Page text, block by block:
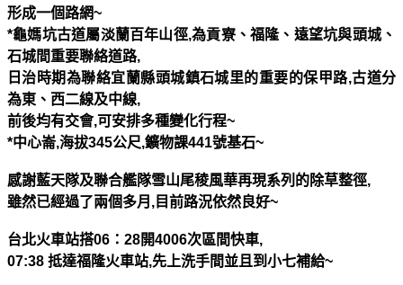
形成一個路網~
*龜媽坑古道屬淡蘭百年山徑,為貢寮、福隆、遠望坑與頭城、
石城間重要聯絡道路,
日治時期為聯絡宜蘭縣頭城鎮石城里的重要的保甲路,古道分
為東、西二線及中線,
前後均有交會,可安排多種變化行程~
*中心崙,海拔345公尺,鑛物課441號基石~
感謝藍天隊及聯合艦隊雪山尾稜風華再現系列的除草整徑,
雖然已經過了兩個多月 , 目前路況依然良好~
台北火車站搭06 ： 28開4006次區間快車,
07:38 抵達福隆火車站,先上洗手間並且到小七補給~